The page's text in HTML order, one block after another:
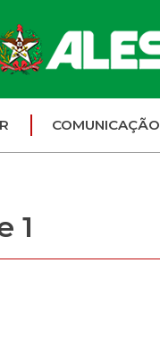
COMUNICAÇÃO
1